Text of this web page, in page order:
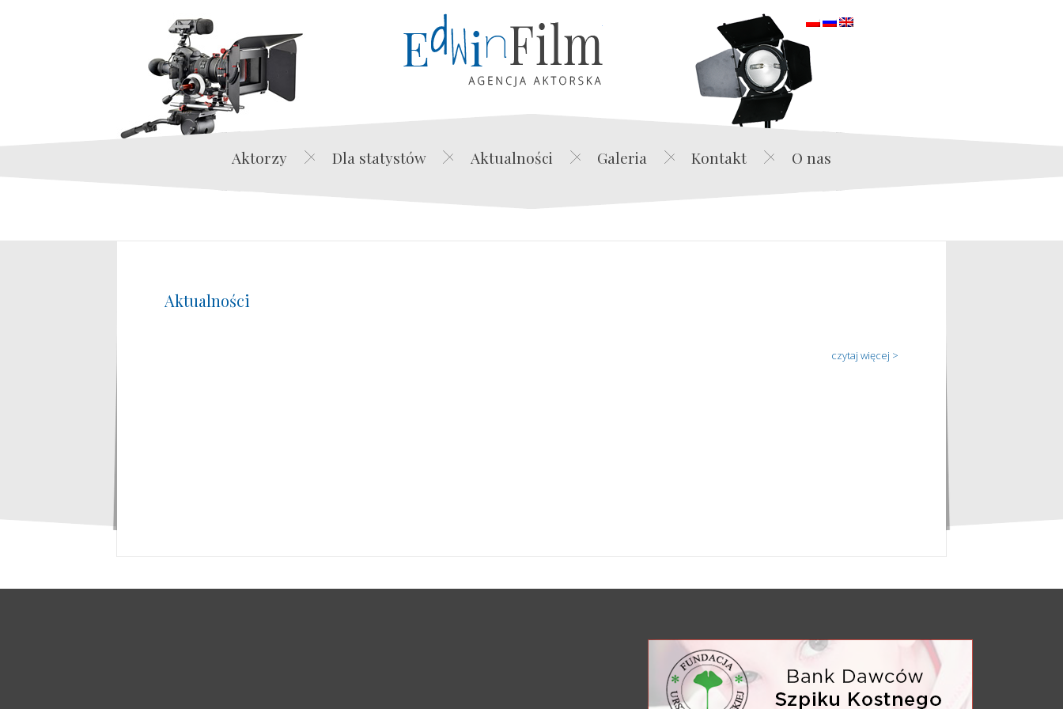
Edwin Film Agencja Aktorska
Aktorzy Dla statystów Aktualności Galeria Kontakt O nas
Aktualności
czytaj więcej >